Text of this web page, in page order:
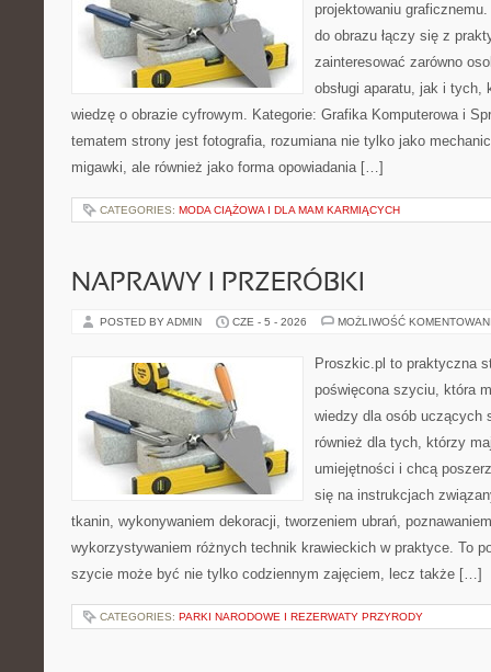
projektowaniu
do obrazu łączy się z
zainteresować zarówno
obsługi aparatu, jak i
wiedzę o obrazie cyfrowym. Kategorie: Grafika Komputerowa i
tematem strony jest fotografia, rozumiana nie tylko jako
migawki, ale również jako forma opowiadania […]
CATEGORIES: MODA CIĄŻOWA I DLA MAM KARMIĄCYCH
NAPRAWY I PRZERÓBKI
POSTED BY ADMIN CZE - 5 - 2026 MOŻLIWOŚĆ
Proszkic.pl to praktyczna
poświęcona szyciu, która
wiedzy dla osób uczących
również dla tych, którzy
umiejętności i chcą
się na instrukcjach
tkanin, wykonywaniem dekoracji, tworzeniem ubrań,
wykorzystywaniem różnych technik krawieckich w praktyce. To
szycie może być nie tylko codziennym zajęciem, lecz także […]
CATEGORIES: PARKI NARODOWE I REZERWATY PRZYRODY